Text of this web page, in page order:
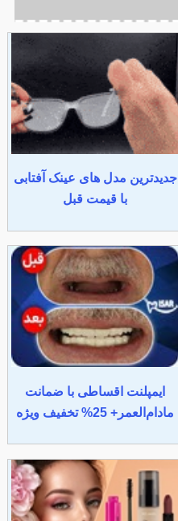
جدیدترین مدل های عینک آفتابی
با قیمت قبل
ایمپلنت اقساطی با ضمانت
مادام‌العمر+ 25% تخفیف ویژه